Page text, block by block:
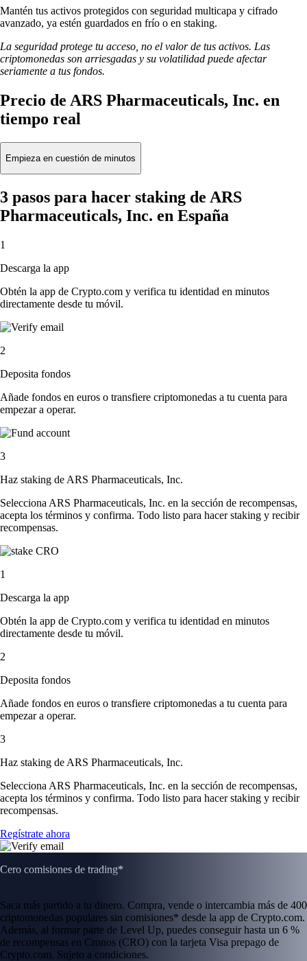
Mantén tus activos protegidos con seguridad multicapa y cifrado
avanzado, ya estén guardados en frío o en staking.
La seguridad protege tu acceso, no el valor de tus activos. Las
criptomonedas son arriesgadas y su volatilidad puede afectar
seriamente a tus fondos.
Precio de ARS Pharmaceuticals, Inc. en
tiempo real
Empieza en cuestión de minutos
3 pasos para hacer staking de ARS
Pharmaceuticals, Inc. en España
1
Descarga la app
Obtén la app de Crypto.com y verifica tu identidad en minutos
directamente desde tu móvil.
2
Deposita fondos
Añade fondos en euros o transfiere criptomonedas a tu cuenta para
empezar a operar.
3
Haz staking de ARS Pharmaceuticals, Inc.
Selecciona ARS Pharmaceuticals, Inc. en la sección de recompensas,
acepta los términos y confirma. Todo listo para hacer staking y recibir
recompensas.
1
Descarga la app
Obtén la app de Crypto.com y verifica tu identidad en minutos
directamente desde tu móvil.
2
Deposita fondos
Añade fondos en euros o transfiere criptomonedas a tu cuenta para
empezar a operar.
3
Haz staking de ARS Pharmaceuticals, Inc.
Selecciona ARS Pharmaceuticals, Inc. en la sección de recompensas,
acepta los términos y confirma. Todo listo para hacer staking y recibir
recompensas.
Regístrate ahora
Cero comisiones de trading*
Saca más partido a tu dinero. Compra, vende o intercambia más de 400
criptomonedas populares sin comisiones* desde la app de Crypto.com.
Además, al formar parte de Level Up, puedes conseguir hasta un 6 %
de recompensas en Cronos (CRO) con la tarjeta Visa prepago de
Crypto.com. Sujeto a condiciones.